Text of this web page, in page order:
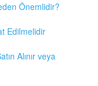
Önemlidir?
Edilmelidir
Alınır veya